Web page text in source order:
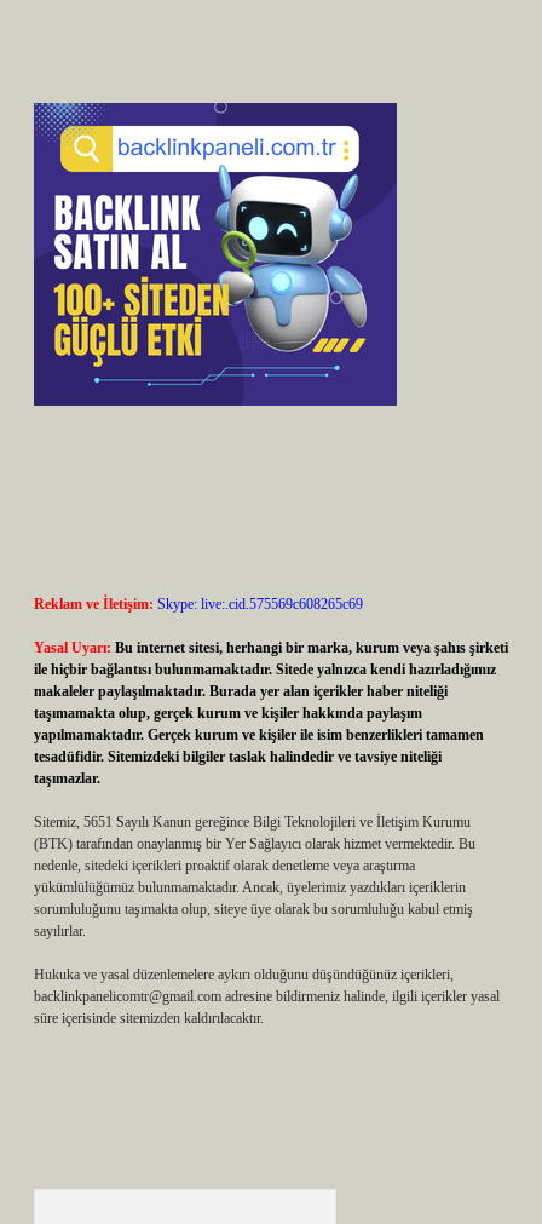
Reklam ve İletişim: Skype: live:.cid.575569c608265c69
Yasal Uyarı: Bu internet sitesi, herhangi bir marka, kurum veya şahıs şirketi
ile hiçbir bağlantısı bulunmamaktadır. Sitede yalnızca kendi hazırladığımız
makaleler paylaşılmaktadır. Burada yer alan içerikler haber niteliği
taşımamakta olup, gerçek kurum ve kişiler hakkında paylaşım
yapılmamaktadır. Gerçek kurum ve kişiler ile isim benzerlikleri tamamen
tesadüfidir. Sitemizdeki bilgiler taslak halindedir ve tavsiye niteliği
taşımazlar.
Sitemiz, 5651 Sayılı Kanun gereğince Bilgi Teknolojileri ve İletişim Kurumu
(BTK) tarafından onaylanmış bir Yer Sağlayıcı olarak hizmet vermektedir. Bu
nedenle, sitedeki içerikleri proaktif olarak denetleme veya araştırma
yükümlülüğümüz bulunmamaktadır. Ancak, üyelerimiz yazdıkları içeriklerin
sorumluluğunu taşımakta olup, siteye üye olarak bu sorumluluğu kabul etmiş
sayılırlar.
Hukuka ve yasal düzenlemelere aykırı olduğunu düşündüğünüz içerikleri,
backlinkpanelicomtr@gmail.com adresine bildirmeniz halinde, ilgili içerikler yasal
süre içerisinde sitemizden kaldırılacaktır.